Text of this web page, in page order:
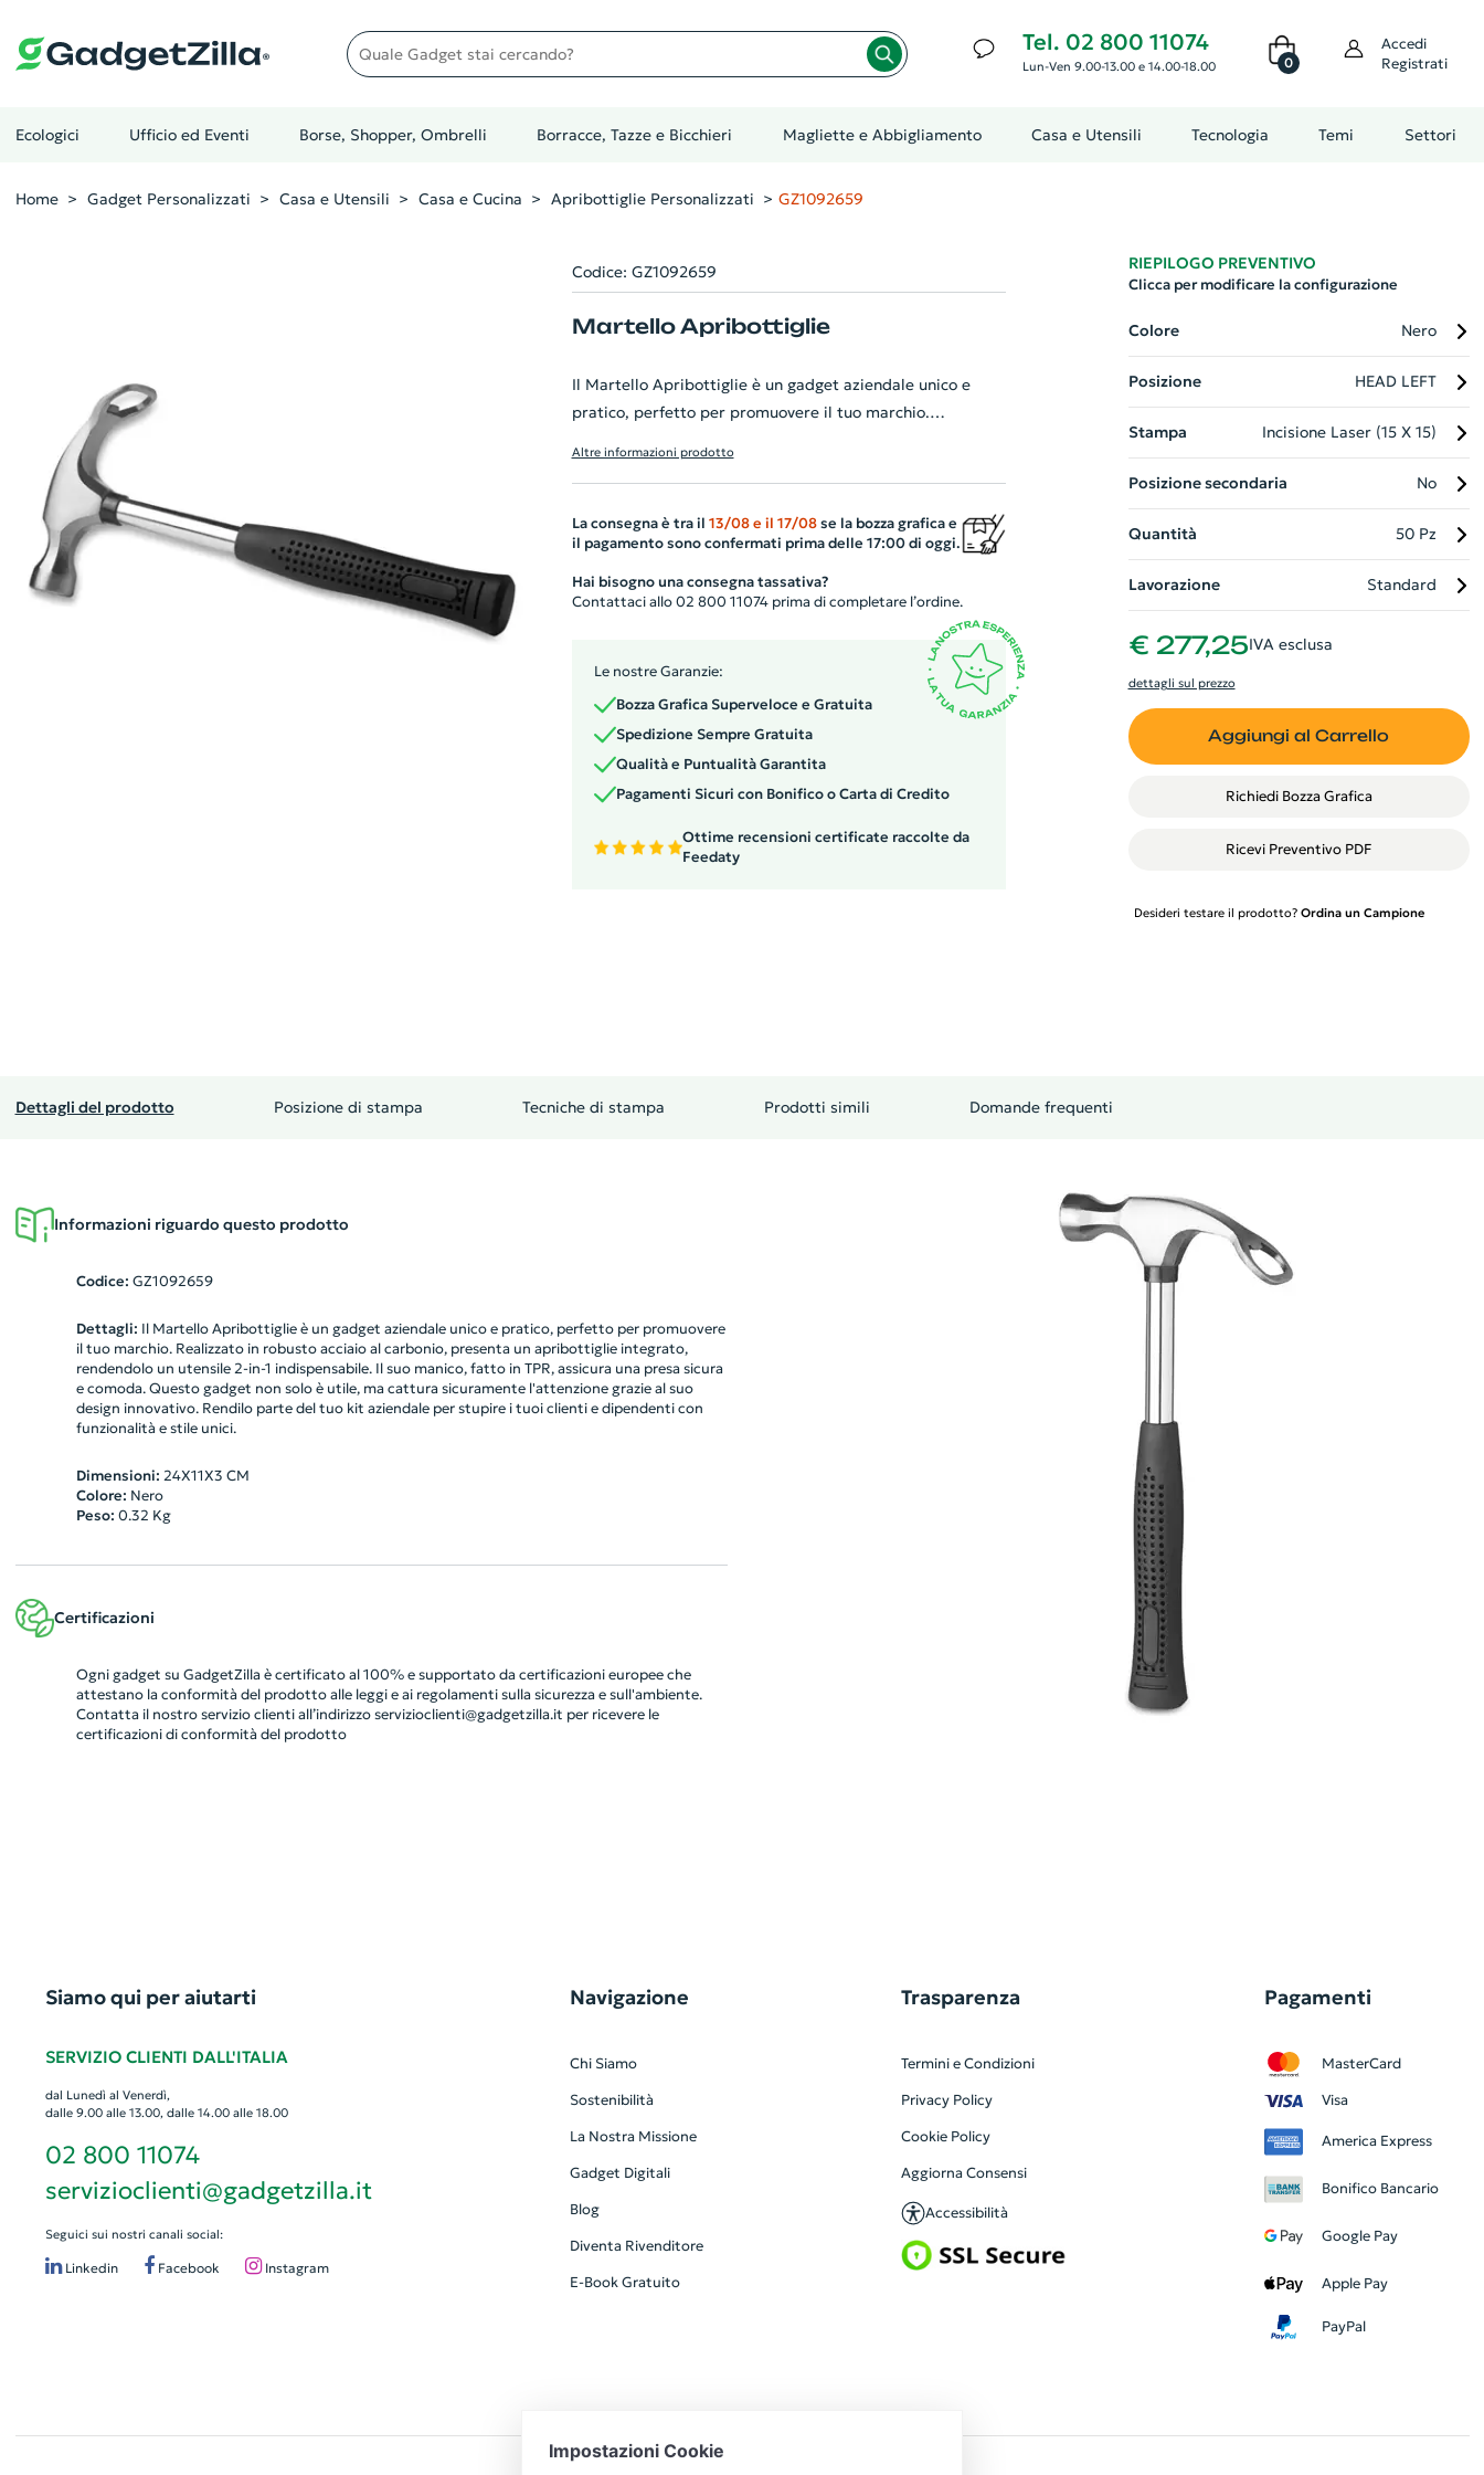
Quale gadget stai cercando? Tel. 02 800 11074
Lun-Ven 9.00-13.00 e 14.00-18.00 0
Accedi
Registrati
Ecologici Ufficio ed Eventi Borse, Shopper, Ombrelli Borracce, Tazze e Bicchieri Magliette e Abbigliamento Casa e Utensili Tecnologia Temi Settori
Home Gadget Personalizzati Casa e Utensili Casa e Cucina Apribottiglie Personalizzati GZ1092659
Codice: GZ1092659
Martello Apribottiglie
Il Martello Apribottiglie è un gadget aziendale unico e
pratico, perfetto per promuovere il tuo marchio.
presa sicura e comoda. Questo gadget non solo è utile, ma
cattura sicuramente l'attenzione grazie al suo design
innovativo. Rendilo parte del tuo kit aziendale per stupire
i tuoi clienti e dipendenti con funzionalità e stile unici.
Altre informazioni prodotto
La consegna è tra il 13/08 e il 17/08se la bozza grafica e
il pagamento sono confermati prima delle 17:00 di oggi.
Hai bisogno una consegna tassativa?
Contattaci allo 02 800 11074 prima di completare l’ordine.
Le nostre Garanzie:
Bozza Grafica Superveloce e Gratuita
Spedizione Sempre Gratuita
Qualità e Puntualità Garantita
Pagamenti Sicuri con Bonifico o Carta di Credito
Ottime recensioni certificate raccolte da
Feedaty
RIEPILOGO PREVENTIVO
Clicca per modificare la configurazione
Colore Nero
Posizione HEAD LEFT
Stampa Incisione Laser (15 X 15)
Posizione secondaria No
Quantità 50 Pz
Lavorazione Standard
€ 277,25IVA esclusa
dettagli sul prezzo
Aggiungi al Carrello
Richiedi Bozza Grafica
Ricevi Preventivo PDF
Desideri testare il prodotto? Ordina un Campione
Dettagli del prodotto Posizione di stampa Tecniche di stampa Prodotti simili Domande frequenti
Informazioni riguardo questo prodotto
Codice: GZ1092659
Dettagli: Il Martello Apribottiglie è un gadget aziendale unico e pratico, perfetto per promuovere
il tuo marchio. Realizzato in robusto acciaio al carbonio, presenta un apribottiglie integrato,
rendendolo un utensile 2-in-1 indispensabile. Il suo manico, fatto in TPR, assicura una presa sicura
e comoda. Questo gadget non solo è utile, ma cattura sicuramente l'attenzione grazie al suo
design innovativo. Rendilo parte del tuo kit aziendale per stupire i tuoi clienti e dipendenti con
funzionalità e stile unici.
Dimensioni: 24X11X3 CM
Colore: Nero
Peso: 0.32 Kg
Certificazioni
Ogni gadget su GadgetZilla è certificato al 100% e supportato da certificazioni europee che
attestano la conformità del prodotto alle leggi e ai regolamenti sulla sicurezza e sull'ambiente.
Contatta il nostro servizio clienti all’indirizzo servizioclienti@gadgetzilla.it per ricevere le
certificazioni di conformità del prodotto
Siamo qui per aiutarti
SERVIZIO CLIENTI DALL'ITALIA
dal Lunedì al Venerdì,
dalle 9.00 alle 13.00, dalle 14.00 alle 18.00
02 800 11074
servizioclienti@gadgetzilla.it
Seguici sui nostri canali social:
Linkedin Facebook Instagram
Navigazione
Chi Siamo
Sostenibilità
La Nostra Missione
Gadget Digitali
Blog
Diventa Rivenditore
E-Book Gratuito
Trasparenza
Termini e Condizioni
Privacy Policy
Cookie Policy
Aggiorna Consensi
Accessibilità
Pagamenti
MasterCard
Visa
America Express
Bonifico Bancario
Google Pay
Apple Pay
PayPal